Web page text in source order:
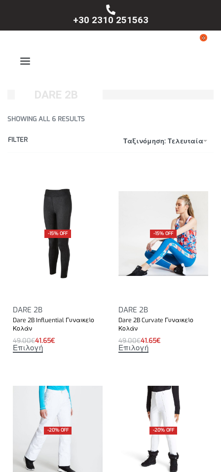
+30 2310 251563
0
DARE 2B
SHOWING ALL 6 RESULTS
Ταξινόμηση: Τελευταία
FILTER
-15% OFF
DARE 2B
Dare 2B Influential Γυναικείο
Κολάν
49.00€41.65€
Επιλογή
-15% OFF
DARE 2B
Dare 2B Curvate Γυναικείο
Κολάν
49.00€41.65€
Επιλογή
-20% OFF -20% OFF